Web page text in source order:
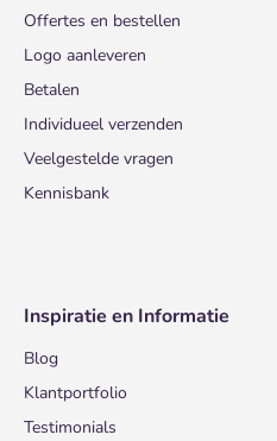
Offertes en bestellen
Logo aanleveren
Betalen
Individueel verzenden
Veelgestelde vragen
Kennisbank
Inspiratie en Informatie
Blog
Klantportfolio
Testimonials